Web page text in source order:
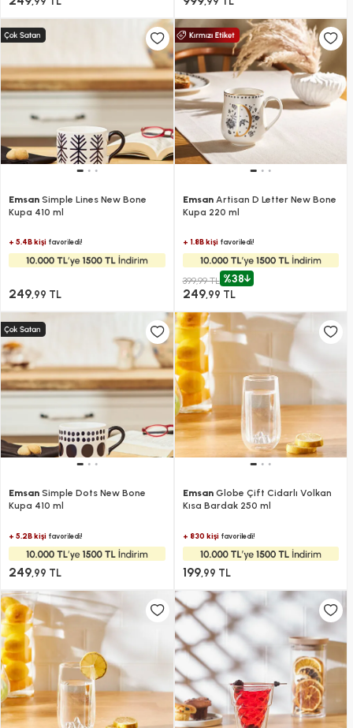
Emsan Simple Lines New Bone
Kupa 410 ml
+ 5.4B kişi favoriledi!
249,99 TL
EmsanArtisan D Letter New Bone
Kupa 220 ml
+ 1.8B kişifavoriledi!
399,99 TL %38
249,99 TL
Emsan Simple Dots New Bone
Kupa 410 ml
+ 5.2B kişi favoriledi!
249,99 TL
EmsanGlobe Çift Cidarlı Volkan
Kısa Bardak 250 ml
+ 830 kişifavoriledi!
199,99 TL